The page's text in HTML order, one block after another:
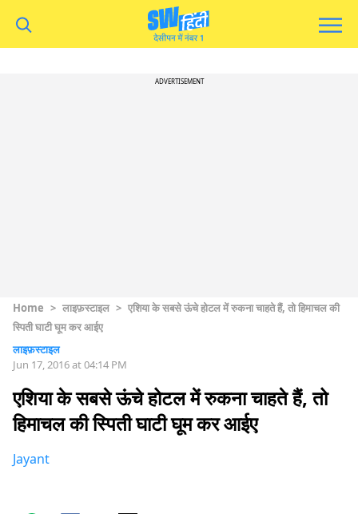
ADVERTISEMENT
Home > लाइफ़स्टाइल > एशिया के सबसे ऊंचे होटल में रुकना चाहते हैं, तो हिमाचल की
स्पिती घाटी घूम कर आईए
लाइफ़स्टाइल
Jun 17, 2016 at 04:14 PM
एशिया के सबसे ऊंचे होटल में रुकना चाहते हैं, तो
हिमाचल की स्पिती घाटी घूम कर आईए
Jayant